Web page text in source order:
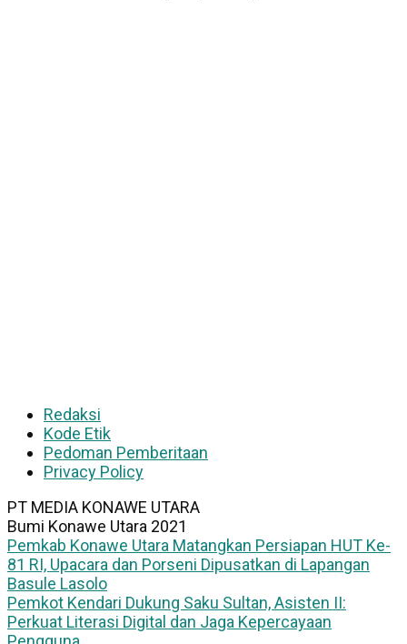
Redaksi
Kode Etik
Pedoman Pemberitaan
Privacy Policy
PT MEDIA KONAWE UTARA
Bumi Konawe Utara 2021
Pemkab Konawe Utara Matangkan Persiapan HUT Ke-
81 RI, Upacara dan Porseni Dipusatkan di Lapangan
Basule Lasolo
Pemkot Kendari Dukung Saku Sultan, Asisten II:
Perkuat Literasi Digital dan Jaga Kepercayaan